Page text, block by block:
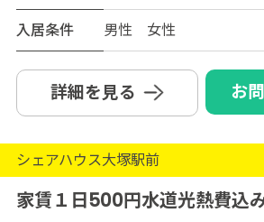
入居条件
男性 女性
詳細を見る お
シェアハウス大塚駅前
家賃１日500円水道光熱費込